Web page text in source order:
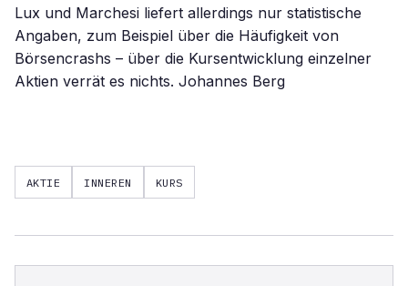
Lux und Marchesi liefert allerdings nur statistische
Angaben, zum Beispiel über die Häufigkeit von
Börsencrashs – über die Kursentwicklung einzelner
Aktien verrät es nichts. Johannes Berg
AKTIE INNEREN KURS